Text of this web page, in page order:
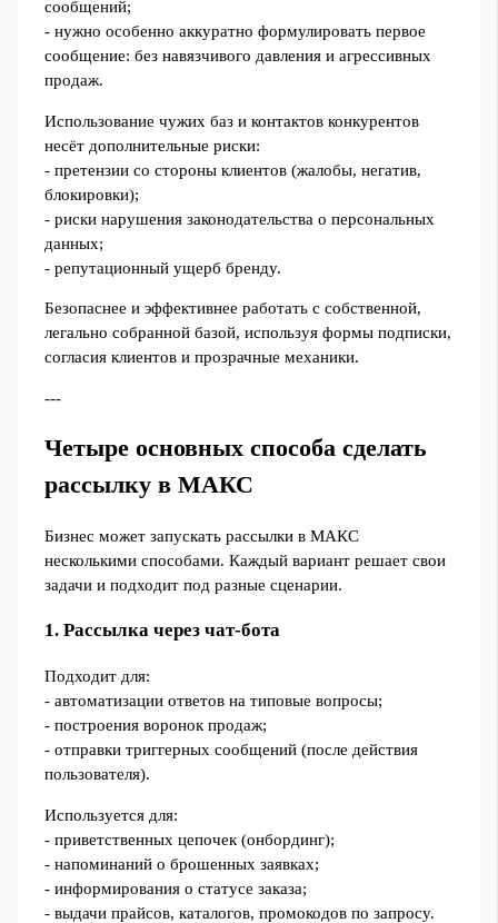
сообщений;
- нужно особенно аккуратно формулировать первое
сообщение: без навязчивого давления и агрессивных
продаж.
Использование чужих баз и контактов конкурентов
несёт дополнительные риски:
- претензии со стороны клиентов (жалобы, негатив,
блокировки);
- риски нарушения законодательства о персональных
данных;
- репутационный ущерб бренду.
Безопаснее и эффективнее работать с собственной,
легально собранной базой, используя формы подписки,
согласия клиентов и прозрачные механики.
---
Четыре основных способа сделать
рассылку в МАКС
Бизнес может запускать рассылки в МАКС
несколькими способами. Каждый вариант решает свои
задачи и подходит под разные сценарии.
1. Рассылка через чат‑бота
Подходит для:
- автоматизации ответов на типовые вопросы;
- построения воронок продаж;
- отправки триггерных сообщений (после действия
пользователя).
Используется для:
- приветственных цепочек (онбординг);
- напоминаний о брошенных заявках;
- информирования о статусе заказа;
- выдачи прайсов, каталогов, промокодов по запросу.